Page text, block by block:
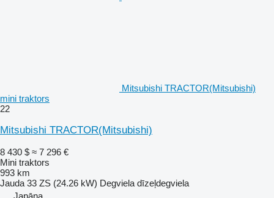
Mitsubishi TRACTOR(Mitsubishi)
mini traktors
22
Mitsubishi TRACTOR(Mitsubishi)
8 430 $ ≈ 7 296 €
Mini traktors
993 km
Jauda 33 ZS (24.26 kW) Degviela dīzeļdegviela
Japāna